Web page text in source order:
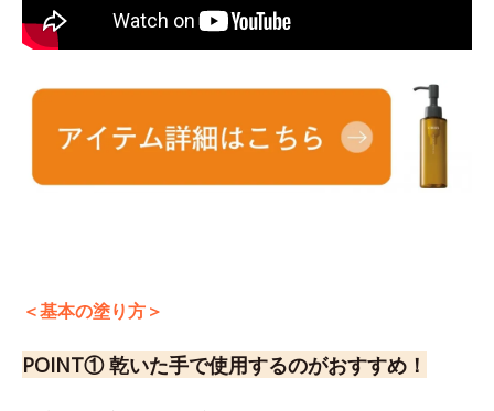
＜基本の塗り方＞
POINT① 乾いた手で使用するのがおすすめ！